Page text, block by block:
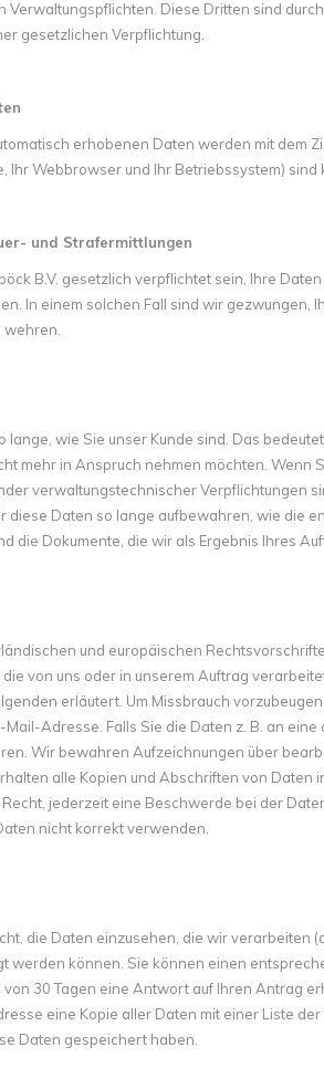
Verwaltungspflichten. Diese Dritten sind
gesetzlichen Verpflichtung.
erhobenen Daten werden mit dem
Ihr Webbrowser und Ihr Betriebssystem)
und Strafermittlungen
B.V. gesetzlich verpflichtet sein, Ihre
In einem solchen Fall sind wir gezwungen,
wehren.
lange, wie Sie unser Kunde sind. Das
mehr in Anspruch nehmen möchten.
verwaltungstechnischer Verpflichtungen
diese Daten so lange aufbewahren, wie die
die Dokumente, die wir als Ergebnis Ihres
und europäischen
von uns oder in unserem Auftrag
erläutert. Um Missbrauch
Mail-Adresse. Falls Sie die Daten z. B. an
Wir bewahren Aufzeichnungen über
alle Kopien und Abschriften von
jederzeit eine Beschwerde bei der
nicht korrekt verwenden.
die Daten einzusehen, die wir
werden können. Sie können einen
30 Tagen eine Antwort auf Ihren Antrag
eine Kopie aller Daten mit einer Liste
Daten gespeichert haben.